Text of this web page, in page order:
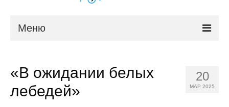
Меню
Об институте
20
МАР 2025
«В ожидании белых
лебедей»